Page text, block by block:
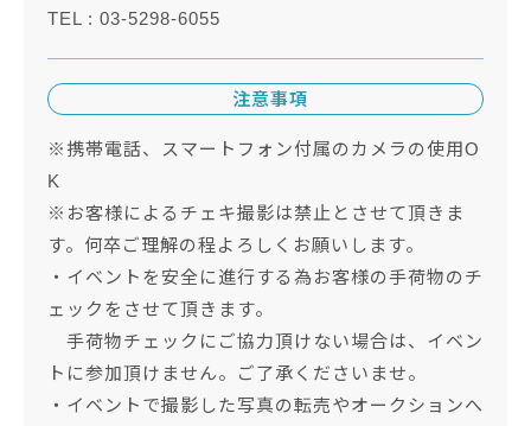
TEL : 03-5298-6055
注意事項
※携帯電話、スマートフォン付属のカメラの使用O
K
※お客様によるチェキ撮影は禁止とさせて頂きま
す。何卒ご理解の程よろしくお願いします。
・イベントを安全に進行する為お客様の手荷物のチ
ェックをさせて頂きます。
手荷物チェックにご協力頂けない場合は、イベン
トに参加頂けません。ご了承くださいませ。
・イベントで撮影した写真の転売やオークションへ